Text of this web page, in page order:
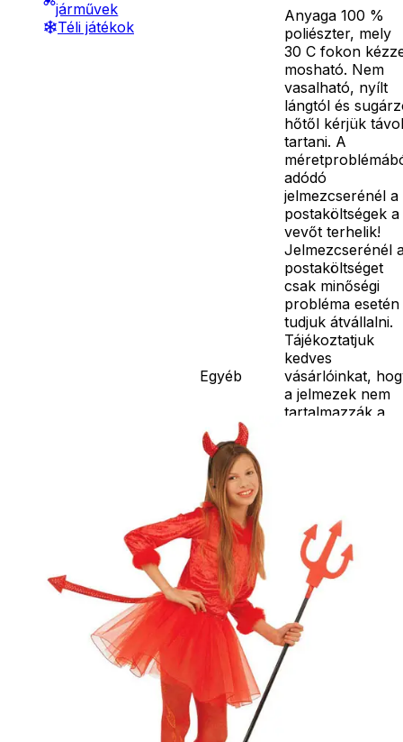
járművek
Téli játékok
Egyéb
Anyaga 100 %
poliészter, mely
30 C fokon
mosható. Nem
vasalható, nyílt
lángtól és
hőtől kérjük távol
tartani. A
adódó
jelmezcserénél a
postaköltségek a
vevőt terhelik!
Jelmezcserénél
postaköltséget
csak minőségi
probléma esetén
tudjuk átvállalni.
Tájékoztatjuk
kedves
vásárlóinkat,
a jelmezek nem
tartalmazzák a
kalapok,
varázspálca,
seprű, szakáll,
bajusz, műanyag
korona, esernyő,
vasvilla, stb.
Amennyiben a
képen több